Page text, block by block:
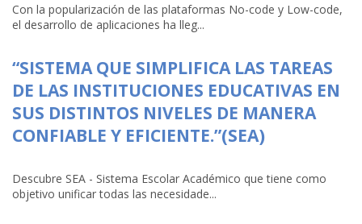
Con la popularización de las plataformas No-code y Low-code,
el desarrollo de aplicaciones ha lleg...
“SISTEMA QUE SIMPLIFICA LAS TAREAS
DE LAS INSTITUCIONES EDUCATIVAS EN
SUS DISTINTOS NIVELES DE MANERA
CONFIABLE Y EFICIENTE.”(SEA)
Descubre SEA - Sistema Escolar Académico que tiene como
objetivo unificar todas las necesidade...